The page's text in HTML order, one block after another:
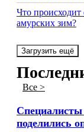
Что происходит
амурских зим?
Загрузить ещё
Все >
поделились